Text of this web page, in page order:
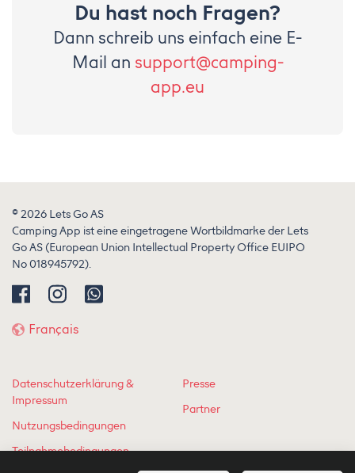
Du hast noch Fragen?
Dann schreib uns einfach eine E-
Mail an support@camping-
app.eu
© 2026 Lets Go AS
Camping App ist eine eingetragene Wortbildmarke der Lets
Go AS (European Union Intellectual Property Office EUIPO
No 018945792).
Français
Datenschutzerklärung &
Impressum
Nutzungsbedingungen
Teilnahmebedingungen
Presse
Partner